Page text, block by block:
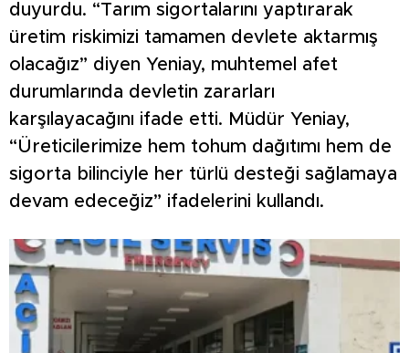
duyurdu. “Tarım sigortalarını yaptırarak
üretim riskimizi tamamen devlete aktarmış
olacağız” diyen Yeniay, muhtemel afet
durumlarında devletin zararları
karşılayacağını ifade etti. Müdür Yeniay,
“Üreticilerimize hem tohum dağıtımı hem de
sigorta bilinciyle her türlü desteği sağlamaya
devam edeceğiz” ifadelerini kullandı.